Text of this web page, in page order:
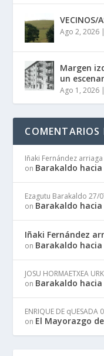
VECINOS/
Ago 2, 2026 |
Margen
un
Ago 1, 2026 |
COMENTARIOS
Iñaki Fernández arriaga
on Barakaldo hacia
Ezagutu Barakaldo 27/
on Barakaldo hacia
Iñaki Fernández
on Barakaldo hacia
JOSU HORMAETXEA
on Barakaldo hacia
ENRIQUE DE qUESADA
on El Mayorazgo